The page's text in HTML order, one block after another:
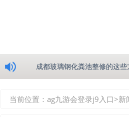
成都玻璃钢化粪池整修的这
当前位置： ag九游会登录j9入口>新